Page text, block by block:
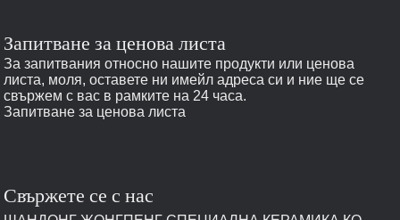
Запитване за ценова листа
За запитвания относно нашите продукти или ценова
листа, моля, оставете ни имейл адреса си и ние ще се
свържем с вас в рамките на 24 часа.
Запитване за ценова листа
Свържете се с нас